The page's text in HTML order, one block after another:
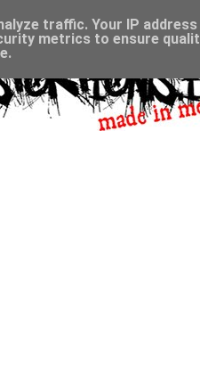
traffic. Your IP address
metrics to ensure